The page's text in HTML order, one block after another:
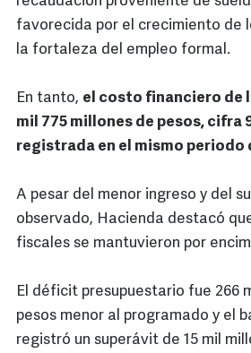
favorecida por el crecimiento de
la fortaleza del empleo formal.
En tanto, el costo financiero de
mil 775 millones de pesos, cifra
registrada en el mismo periodo
A pesar del menor ingreso y del
observado, Hacienda destacó
fiscales se mantuvieron por
El déficit presupuestario fue 266
pesos menor al programado y el
registró un superávit de 15 mil